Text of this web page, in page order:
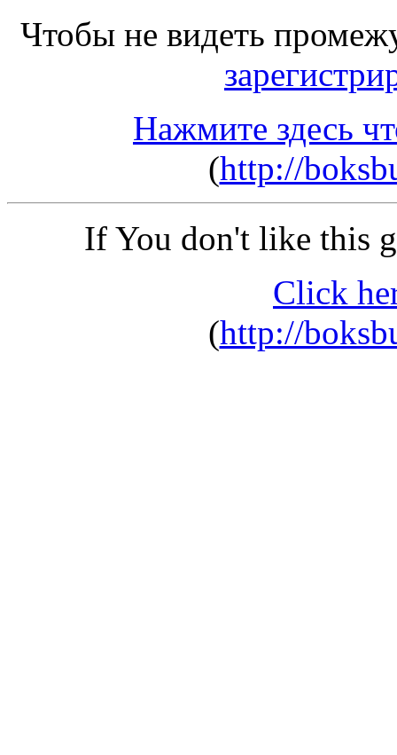
Чтобы не видеть
Нажмите здесь
(http://
If You don't like this
Click
(http://